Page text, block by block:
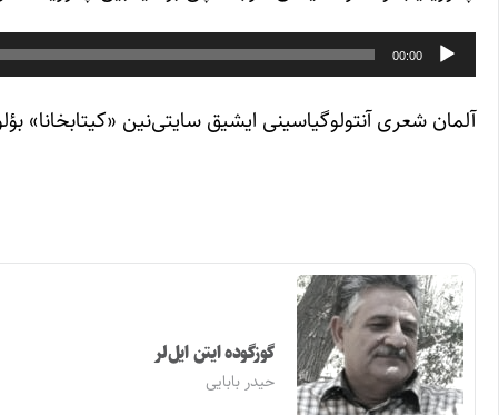
پخش‌کننده
00:00
آلمان شعری آنتولوگیاسینی ایشیق سایتی‌نین «کیتابخانا»
گوزگوده ایتن ایل‌لر
حیدر بابایی